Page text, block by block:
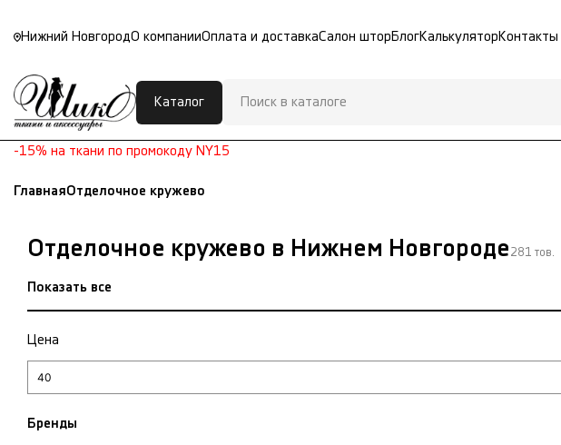
Нижний НовгородО компанииОплата и доставкаСалон штор БлогКалькулятор Контакты
Каталог
-15% на ткани по промокоду NY15
ГлавнаяОтделочное кружево
Отделочное кружево в Нижнем Новгороде 281 тов.
Показать все
Цена
Бренды